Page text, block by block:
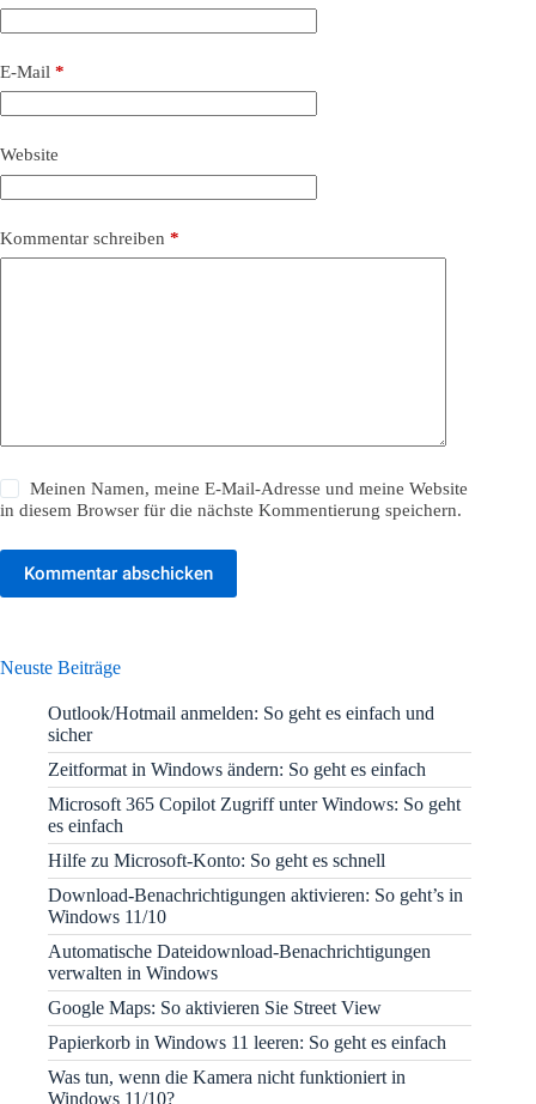
E-Mail *
Website
Kommentar schreiben *
Meinen Namen, meine E-Mail-Adresse und meine Website
in diesem Browser für die nächste Kommentierung speichern.
Kommentar abschicken
Neuste Beiträge
Outlook/Hotmail anmelden: So geht es einfach und
sicher
Zeitformat in Windows ändern: So geht es einfach
Microsoft 365 Copilot Zugriff unter Windows: So geht
es einfach
Hilfe zu Microsoft-Konto: So geht es schnell
Download-Benachrichtigungen aktivieren: So geht’s in
Windows 11/10
Automatische Dateidownload-Benachrichtigungen
verwalten in Windows
Google Maps: So aktivieren Sie Street View
Papierkorb in Windows 11 leeren: So geht es einfach
Was tun, wenn die Kamera nicht funktioniert in
Windows 11/10?